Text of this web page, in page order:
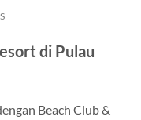
di Pulau
Beach Club &